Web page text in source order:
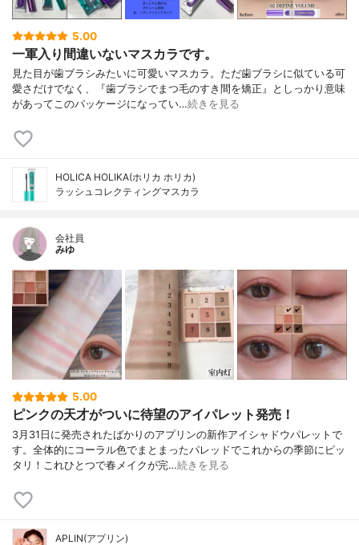
5.00
一軍入り間違いないマスカラです。
見た目が歯ブラシみたいに可愛いマスカラ。ただ歯ブラシに似ている可
愛さだけでなく、『歯ブラシでまつ毛のすき間を矯正』としっかり意味
があってこのパッケージになってい…続きを見る
HOLICA HOLIKA(ホリカ ホリカ)
ラッシュコレクティングマスカラ
会社員
みゆ
5.00
ピンクの天才がついに待望のアイパレット発売！
3月31日に発売されたばかりのアプリンの新作アイシャドウパレットで
す。全体的にコーラル色でまとまったパレッドでこれからの季節にピッ
タリ！これひとつで春メイクが完…続きを見る
APLIN(アプリン)